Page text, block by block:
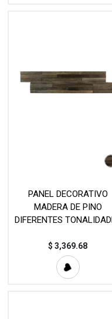
PANEL DECORATIVO
MADERA DE PINO
DIFERENTES
$3,369.68